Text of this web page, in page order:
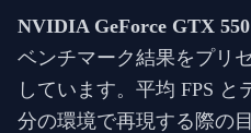
NVIDIA GeForce GTX
ベンチマーク結果をプリ
しています。平均 FPS と
分の環境で再現する際の